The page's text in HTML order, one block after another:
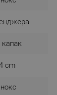
капак
cm
Provider /
.alleop.bg